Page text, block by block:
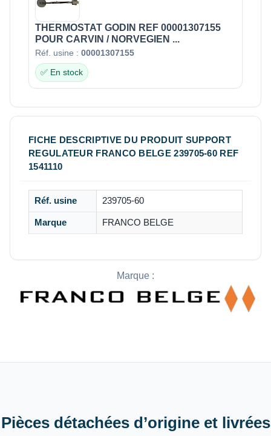
THERMOSTAT GODIN REF 00001307155
POUR CARVIN / NORVEGIEN ...
Réf. usine : 00001307155
✅ En stock
FICHE DESCRIPTIVE DU PRODUIT SUPPORT
REGULATEUR FRANCO BELGE 239705-60 REF
1541110
Réf. usine 239705-60
Marque FRANCO BELGE
Marque :
Pièces détachées d’origine et livrées